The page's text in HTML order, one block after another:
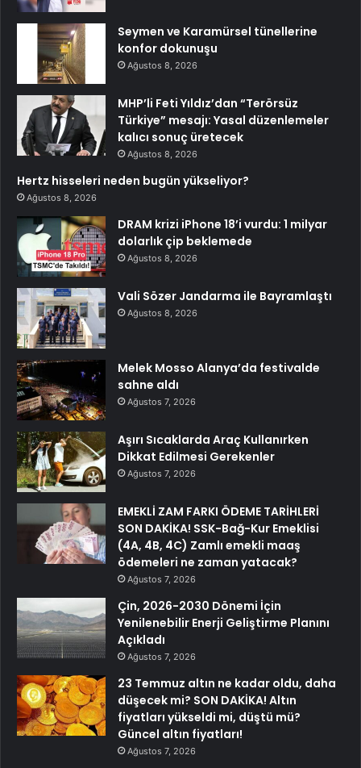
Seymen ve Karamürsel tünellerine
konfor dokunuşu
Ağustos 8, 2026
MHP’li Feti Yıldız’dan “Terörsüz
Türkiye” mesajı: Yasal düzenlemeler
kalıcı sonuç üretecek
Ağustos 8, 2026
Hertz hisseleri neden bugün yükseliyor?
Ağustos 8, 2026
DRAM krizi iPhone 18’i vurdu: 1 milyar
dolarlık çip beklemede
Ağustos 8, 2026
Vali Sözer Jandarma ile Bayramlaştı
Ağustos 8, 2026
Melek Mosso Alanya’da festivalde
sahne aldı
Ağustos 7, 2026
Aşırı Sıcaklarda Araç Kullanırken
Dikkat Edilmesi Gerekenler
Ağustos 7, 2026
EMEKLİ ZAM FARKI ÖDEME TARİHLERİ
SON DAKİKA! SSK-Bağ-Kur Emeklisi
(4A, 4B, 4C) Zamlı emekli maaş
ödemeleri ne zaman yatacak?
Ağustos 7, 2026
Çin, 2026-2030 Dönemi İçin
Yenilenebilir Enerji Geliştirme Planını
Açıkladı
Ağustos 7, 2026
23 Temmuz altın ne kadar oldu, daha
düşecek mi? SON DAKİKA! Altın
fiyatları yükseldi mi, düştü mü?
Güncel altın fiyatları!
Ağustos 7, 2026